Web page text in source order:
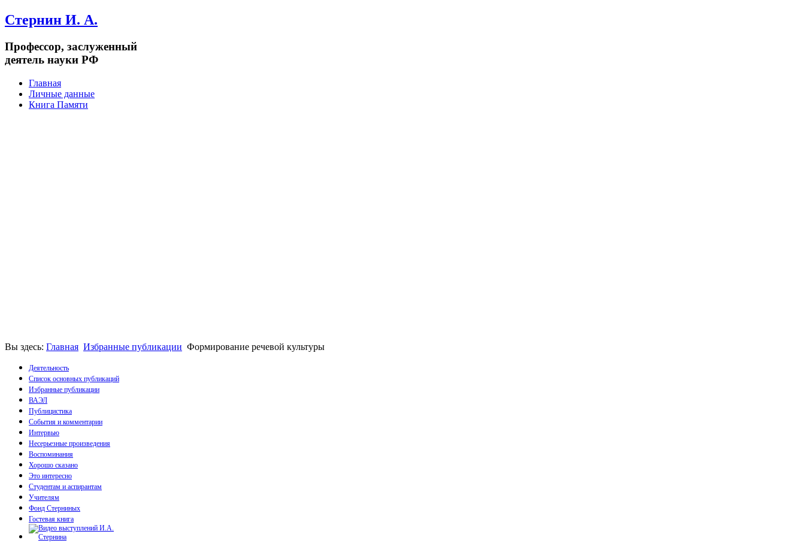
Стернин И. А.
Профессор, заслуженный
деятель науки РФ
Главная
Личные данные
Книга Памяти
Вы здесь: Главная Избранные публикации Формирование речевой культуры
Деятельность
Список основных публикаций
Монографии
Брошюры
Статьи
Избранные публикации
ВАЭЛ
Публицистика
События и комментарии
Интервью
Несерьезные произведения
Воспоминания
Хорошо сказано
Это интересно
Студентам и аспирантам
Учителям
Фонд Стерниных
Гостевая книга